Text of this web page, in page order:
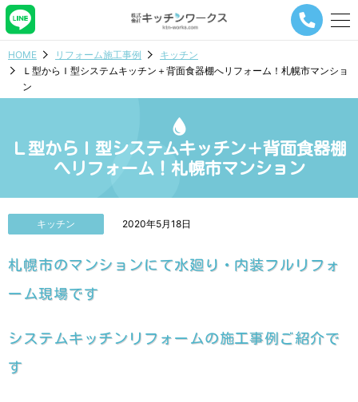
メ
ー
ビ
シ
ョ
タ
HOME リフォーム施工事例
キッチン
Ｌ型からＩ型システムキッチン＋背面食器棚へリフォーム！札幌市マンショ
ン
Ｌ型からＩ型システムキッチン＋背面食器棚
へリフォーム！札幌市マンション
キッチン 2020年5月18日
札幌市のマンションにて水廻り・内装フルリフォ
ーム現場です
システムキッチンリフォームの施工事例ご紹介で
す